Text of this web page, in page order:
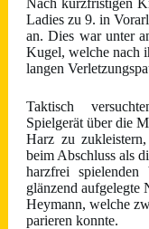
Nach kurzfristigen
Ladies zu 9. in
an. Dies war unter
Kugel, welche nach
langen
Taktisch
Spielgerät über die
Harz zu
beim Abschluss als
harzfrei
glänzend aufgelegte
Heymann, welche
parieren konnte.